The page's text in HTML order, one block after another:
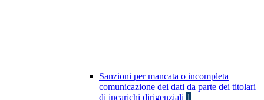
Sanzioni per mancata o incompleta
comunicazione dei dati da parte dei titolari
di incarichi dirigenziali 1